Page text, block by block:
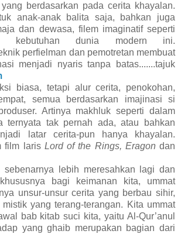
berdasarkan pada cerita khayalan.
anak-anak balita saja, bahkan juga
dan dewasa, filem imaginatif seperti
kebutuhan dunia modern ini.
perfielman dan pemotretan membuat
menjadi nyaris tanpa batas.......tajuk
biasa, tetapi alur cerita, penokohan,
semua berdasarkan imajinasi si
Artinya makhluk seperti dalam
ternyata tak pernah ada, atau bahkan
latar cerita-pun hanya khayalan.
film laris Lord of the Rings, Eragon dan
sebenarnya lebih meresahkan lagi dan
bagi keimanan kita, ummat
unsur-unsur cerita yang berbau sihir,
yang terang-terangan. Kita ummat
bab kitab suci kita, yaitu Al-Qur’anul
yang ghaib merupakan bagian dari